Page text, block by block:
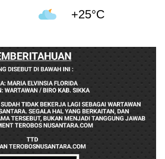
+25°C